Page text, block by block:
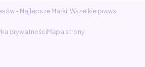
- Najlepsze Marki. Wszelkie prawa
prywatnościMapa strony